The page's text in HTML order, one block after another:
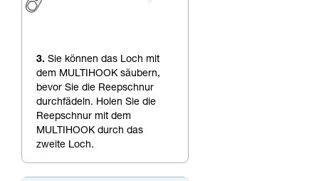
3. Sie können das Loch mit
dem MULTIHOOK säubern,
bevor Sie die Reepschnur
durchfädeln. Holen Sie die
Reepschnur mit dem
MULTIHOOK durch das
zweite Loch.